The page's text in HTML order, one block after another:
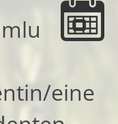
eine